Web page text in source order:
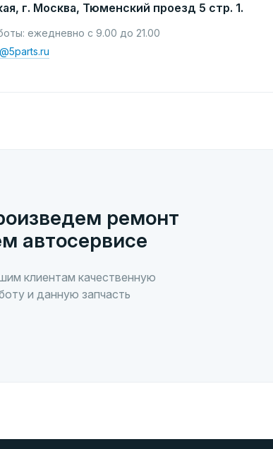
г. Москва, Тюменский проезд 5 стр. 1.
ежедневно с 9.00 до 21.00
ремонт
автосервисе
клиентам качественную
и данную запчасть